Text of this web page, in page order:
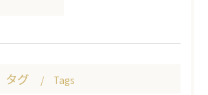
タグ Tags